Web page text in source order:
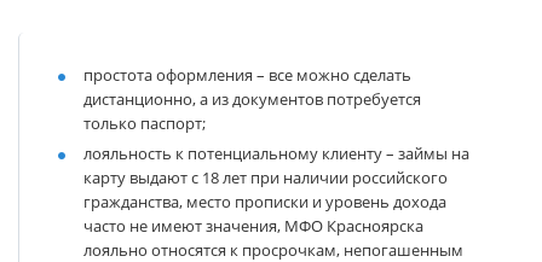
простота оформления – все можно сделать
дистанционно, а из документов потребуется
только паспорт;
лояльность к потенциальному клиенту– займы на
карту выдают с 18 лет при наличии российского
гражданства, место прописки и уровень дохода
часто не имеют значения, МФО Красноярска
лояльно относятся к просрочкам, непогашенным